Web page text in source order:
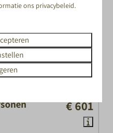
9,1
€ 601
ons privacybeleid.